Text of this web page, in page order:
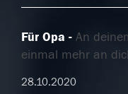
Für Opa
An
einmal mehr an
28.10.2020